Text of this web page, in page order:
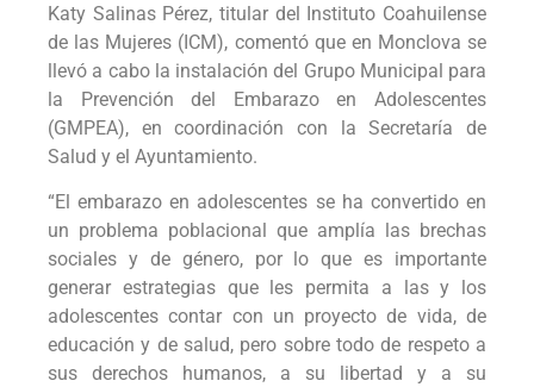
Katy Salinas Pérez, titular del Instituto Coahuilense
de las Mujeres (ICM), comentó que en Monclova se
llevó a cabo la instalación del Grupo Municipal para
la Prevención del Embarazo en Adolescentes
(GMPEA), en coordinación con la Secretaría de
Salud y el Ayuntamiento.
“El embarazo en adolescentes se ha convertido en
un problema poblacional que amplía las brechas
sociales y de género, por lo que es importante
generar estrategias que les permita a las y los
adolescentes contar con un proyecto de vida, de
educación y de salud, pero sobre todo de respeto a
sus derechos humanos, a su libertad y a su